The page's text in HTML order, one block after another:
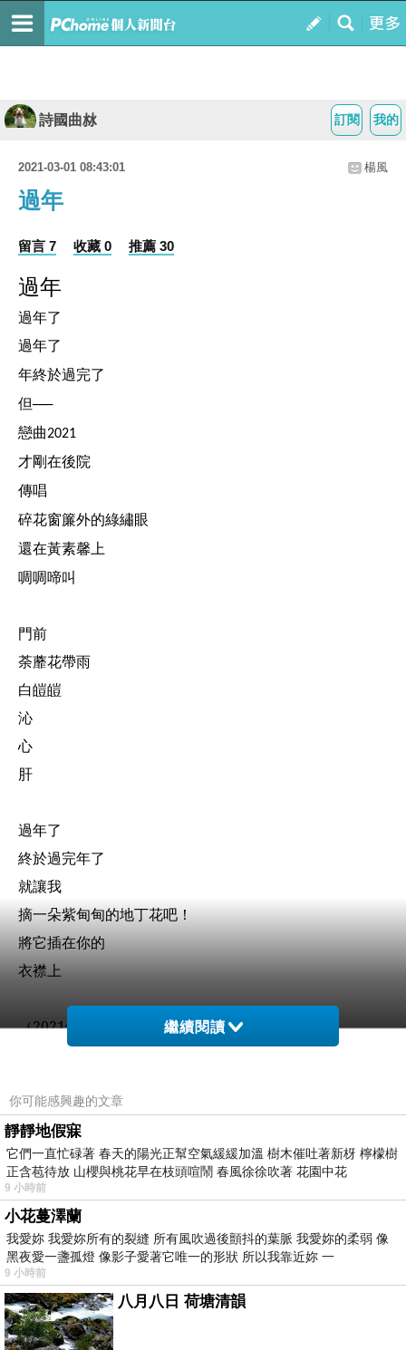
我的
訂閱
詩國曲沝
2021-03-01 08:43:01 楊風
過年
留言 7 收藏 0 推薦 30
過年
過年了
過年了
年終於過完了
但──
戀曲2021
才剛在後院
傳唱
碎花窗簾外的綠繡眼
還在黃素馨上
啁啁啼叫
門前
荼蘼花帶雨
白皚皚
沁
心
肝
過年了
終於過完年了
就讓我
摘一朵紫甸甸的地丁花吧！
將它插在你的
衣襟上
（2021年 日•元宵節前夕）
上一篇：
下一篇：噴泉
繼續閱讀
你可能感興趣的文章
靜靜地假寐
它們一直忙碌著 春天的陽光正幫空氣緩緩加溫 樹木催吐著新枒 檸檬樹
正含苞待放 山櫻與桃花早在枝頭喧鬧 春風徐徐吹著 花園中花
9 小時前
小花蔓澤蘭
我愛妳 我愛妳所有的裂縫 所有風吹過後顫抖的葉脈 我愛妳的柔弱 像
黑夜愛一盞孤燈 像影子愛著它唯一的形狀 所以我靠近妳 一
9 小時前
八月八日 荷塘清韻